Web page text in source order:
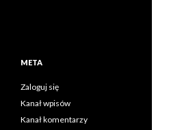
META
Zaloguj się
Kanał wpisów
Kanał komentarzy